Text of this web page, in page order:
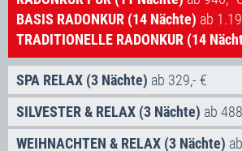
BASIS RADONKUR (14 Nächte) ab
TRADITIONELLE RADONKUR (14
SPA RELAX (3 Nächte) ab 329,- €
Inklusivleistungen:
3x Übernachtung in der
SILVESTER & RELAX (3 Nächte) ab
Inklusivleistungen:
WEIHNACHTEN & RELAX (3 Nächte)